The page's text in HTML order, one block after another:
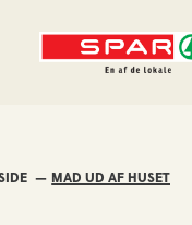
Spar
MAD UD AF HUSET